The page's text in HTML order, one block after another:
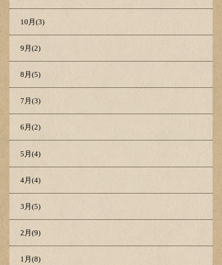
10月(3)
9月(2)
8月(5)
7月(3)
6月(2)
5月(4)
4月(4)
3月(5)
2月(9)
1月(8)